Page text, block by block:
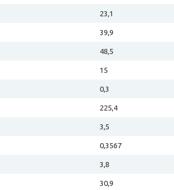
23,1
39,9
48,5
15
0,3
225,4
3,5
0,3567
3,8
30,9